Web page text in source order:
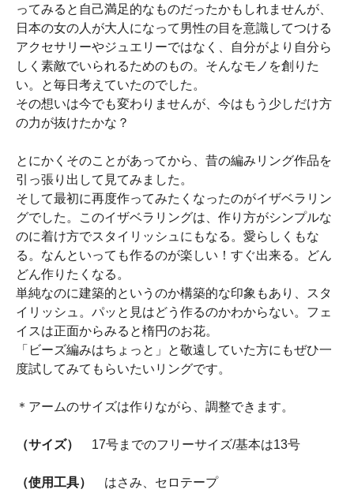
ってみると自己満足的なものだったかもしれませんが、
日本の女の人が大人になって男性の目を意識してつける
アクセサリーやジュエリーではなく、自分がより自分ら
しく素敵でいられるためのもの。そんなモノを創りた
い。と毎日考えていたのでした。
その想いは今でも変わりませんが、今はもう少しだけ方
の力が抜けたかな？
とにかくそのことがあってから、昔の編みリング作品を
引っ張り出して見てみました。
そして最初に再度作ってみたくなったのがイザベラリン
グでした。このイザベラリングは、作り方がシンプルな
のに着け方でスタイリッシュにもなる。愛らしくもな
る。なんといっても作るのが楽しい！すぐ出来る。どん
どん作りたくなる。
単純なのに建築的というのか構築的な印象もあり、スタ
イリッシュ。パッと見はどう作るのかわからない。フェ
イスは正面からみると楕円のお花。
「ビーズ編みはちょっと」と敬遠していた方にもぜひ一
度試してみてもらいたいリングです。
＊アームのサイズは作りながら、調整できます。
（サイズ） 17号までのフリーサイズ/基本は13号
（使用工具） はさみ、セロテープ